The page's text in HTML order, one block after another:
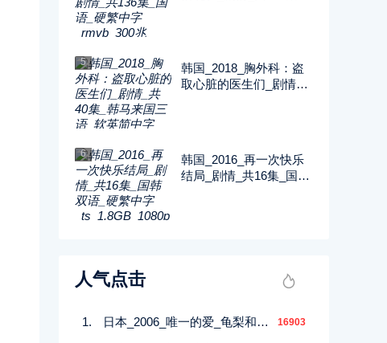
5
韩国_2018_胸外科：盗
取心脏的医生们_剧情_
6
韩国_2016_再一次快乐
结局_剧情_共16集_国韩
人气点击
日本_2006_唯一的爱_龟梨和也_绫濑遥_平冈佑太_10集全_日语_繁中字幕_AVI_每集约910M_720P 16903